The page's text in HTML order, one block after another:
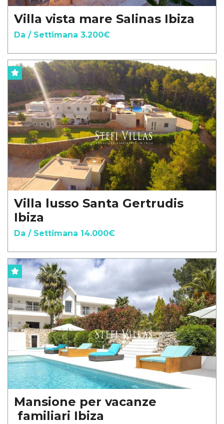
Villa vista mare Salinas Ibiza
Da / Settimana 3.200€
Villa lusso Santa Gertrudis
Ibiza
Da / Settimana 14.000€
Mansione per vacanze
familiari Ibiza